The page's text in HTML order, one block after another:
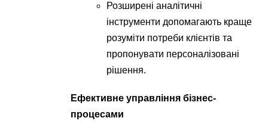
Розширені аналітичні
інструменти допомагають краще
розуміти потреби клієнтів та
пропонувати персоналізовані
рішення.
Ефективне управління бізнес-
процесами